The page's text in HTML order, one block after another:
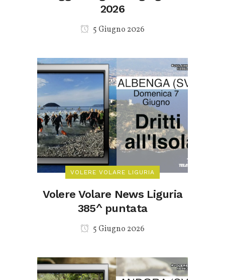
2026
5 Giugno 2026
VOLERE VOLARE LIGURIA
Volere Volare News Liguria
385^ puntata
5 Giugno 2026